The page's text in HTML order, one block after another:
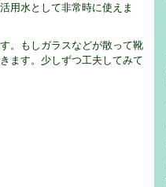
用水として非常時に使えま
。もしガラスなどが散って靴
ます。少しずつ工夫してみて